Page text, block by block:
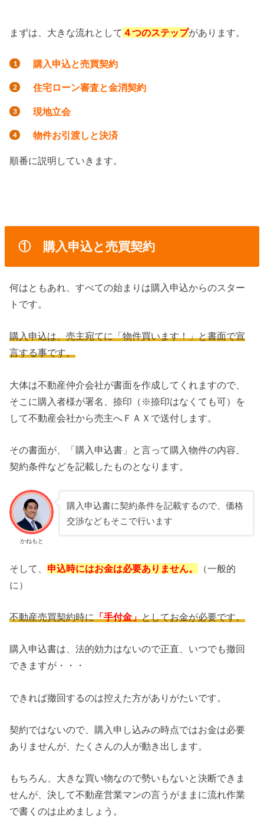
まずは、大きな流れとして ４つのステップがあります。
購入申込と売買契約
住宅ローン審査と金消契約
現地立会
物件お引渡しと決済
順番に説明していきます。
① 購入申込と売買契約
何はともあれ、すべての始まりは購入申込からのスター
トです。
購入申込は、売主宛てに「物件買います！」と書面で宣
言する事です。
大体は不動産仲介会社が書面を作成してくれますので、
そこに購入者様が署名、捺印（※捺印はなくても可）を
して不動産会社から売主へＦＡＸで送付します。
その書面が、「購入申込書」と言って購入物件の内容、
契約条件などを記載したものとなります。
かねもと
購入申込書に契約条件を記載するので、価格
交渉などもそこで行います
そして、 申込時にはお金は必要ありません。
（一般的
に）
不動産売買契約時に「手付金」としてお金が必要です。
購入申込書は、法的効力はないので正直、いつでも撤回
できますが・・・
できれば撤回するのは控えた方がありがたいです。
契約ではないので、購入申し込みの時点ではお金は必要
ありませんが、たくさんの人が動き出します。
もちろん、大きな買い物なので勢いもないと決断できま
せんが、決して不動産営業マンの言うがままに流れ作業
で書くのは止めましょう。